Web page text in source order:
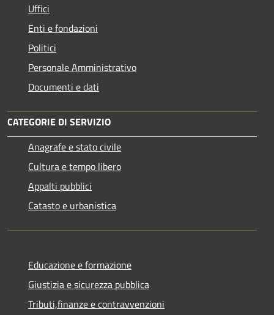
Uffici
Enti e fondazioni
Politici
Personale Amministrativo
Documenti e dati
CATEGORIE DI SERVIZIO
Anagrafe e stato civile
Cultura e tempo libero
Appalti pubblici
Catasto e urbanistica
Educazione e formazione
Giustizia e sicurezza pubblica
Tributi,finanze e contravvenzioni